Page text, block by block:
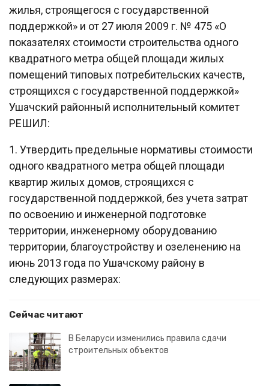
жилья, строящегося с государственной
поддержкой» и от 27 июля 2009 г. № 475 «О
показателях стоимости строительства одного
квадратного метра общей площади жилых
помещений типовых потребительских качеств,
строящихся с государственной поддержкой»
Ушачский районный исполнительный комитет
РЕШИЛ:
1. Утвердить предельные нормативы стоимости
одного квадратного метра общей площади
квартир жилых домов, строящихся с
государственной поддержкой, без учета затрат
по освоению и инженерной подготовке
территории, инженерному оборудованию
территории, благоустройству и озеленению на
июнь 2013 года по Ушачскому району в
следующих размерах:
Сейчас читают
В Беларуси изменились правила сдачи
строительных объектов